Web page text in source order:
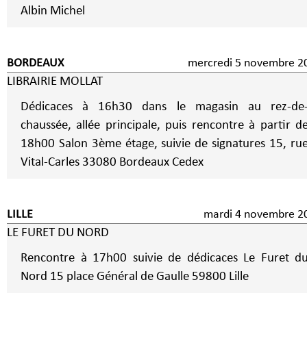
Albin Michel
BORDEAUX mercredi 5 novembre
LIBRAIRIE MOLLAT
Dédicaces à 16h30 dans le magasin au rez-
chaussée, allée principale, puis rencontre à partir
18h00 Salon 3ème étage, suivie de signatures 15, rue
Vital-Carles 33080 Bordeaux Cedex
LILLE mardi 4 novembre
LE FURET DU NORD
Rencontre à 17h00 suivie de dédicaces Le Furet
Nord 15 place Général de Gaulle 59800 Lille